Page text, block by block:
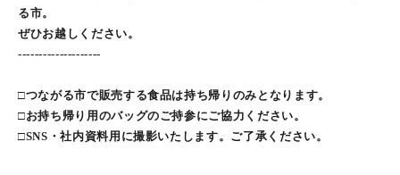
る市。
ぜひお越しください。
--------------------
□つながる市で販売する食品は持ち帰りのみとなります。
□お持ち帰り用のバッグのご持参にご協力ください。
□SNS・社内資料用に撮影いたします。ご了承ください。